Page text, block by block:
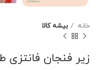
خانه بیشه کالا
زیر فنجان فانتزی